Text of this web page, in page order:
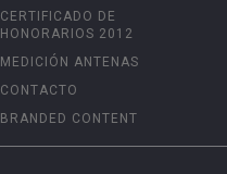
CERTIFICADO DE
HONORARIOS 2012
MEDICIÓN ANTENAS
CONTACTO
BRANDED CONTENT